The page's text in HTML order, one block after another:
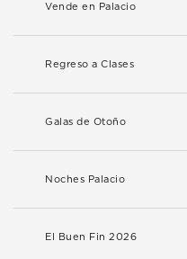
Vende en Palacio
Regreso a Clases
Galas de Otoño
Noches Palacio
El Buen Fin 2026